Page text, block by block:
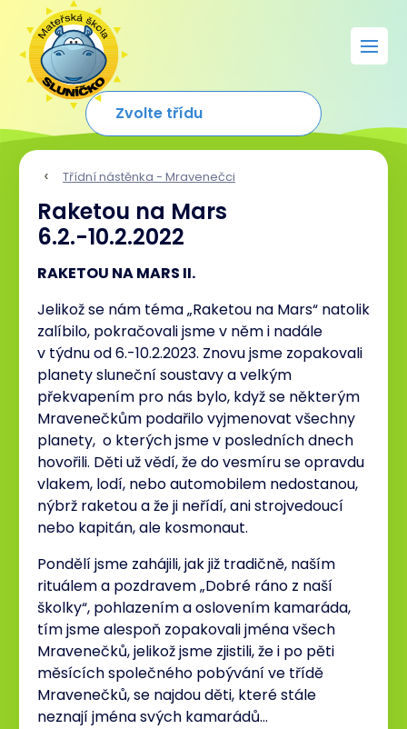
Třídní nástěnka - Mravenečci
Raketou na Mars
6.2.-10.2.2022
RAKETOU NA MARS II.
Jelikož se nám téma „Raketou na Mars“ natolik
zalíbilo, pokračovali jsme v něm i nadále
v týdnu od 6.-10.2.2023. Znovu jsme zopakovali
planety sluneční soustavy a velkým
překvapením pro nás bylo, když se některým
Mravenečkům podařilo vyjmenovat všechny
planety, o kterých jsme v posledních dnech
hovořili. Děti už vědí, že do vesmíru se opravdu
vlakem, lodí, nebo automobilem nedostanou,
nýbrž raketou a že ji neřídí, ani strojvedoucí
nebo kapitán, ale kosmonaut.
Pondělí jsme zahájili, jak již tradičně, naším
rituálem a pozdravem „Dobré ráno z naší
školky“, pohlazením a oslovením kamaráda,
tím jsme alespoň zopakovali jména všech
Mravenečků, jelikož jsme zjistili, že i po pěti
měsících společného pobývání ve třídě
Mravenečků, se najdou děti, které stále
neznají jména svých kamarádů…